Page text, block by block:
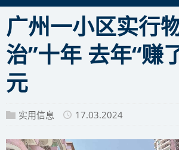
广州一小区实行
治”十年 去年“赚
元
实用信息 17.03.2024